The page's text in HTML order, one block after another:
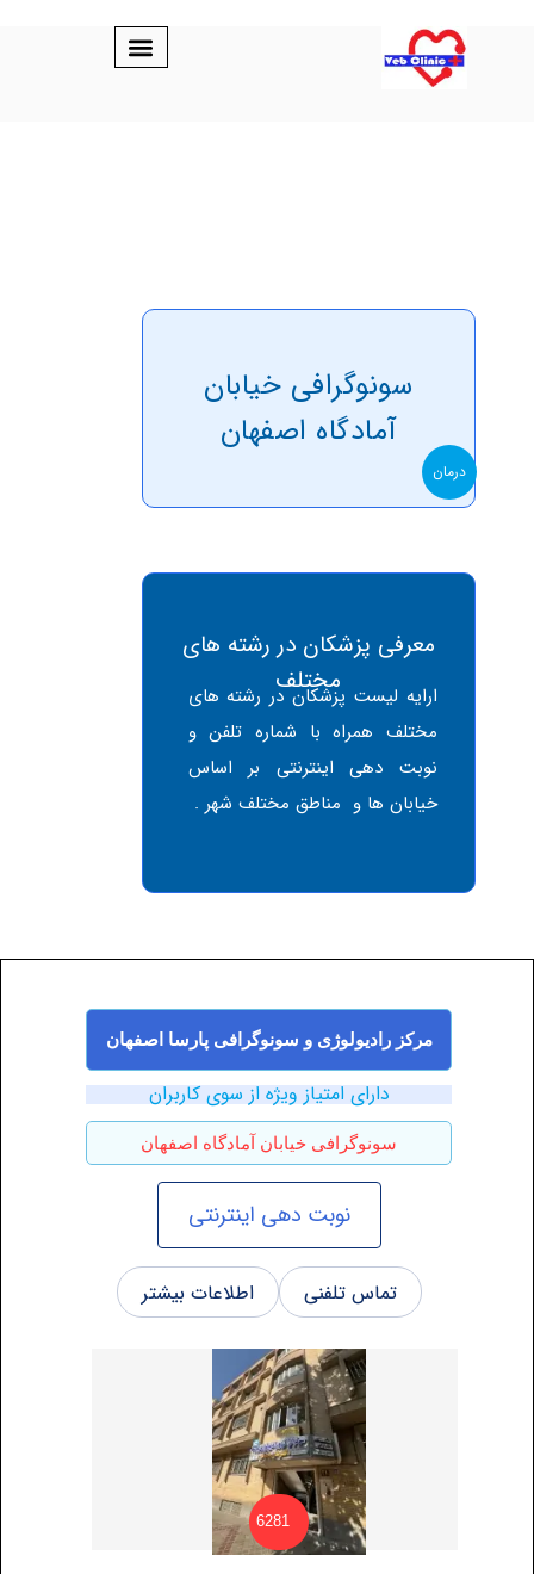
سونوگرافی خیابان
آمادگاه اصفهان
معرفی پزشکان در رشته های
مختلف
ارایه لیست پزشکان در رشته های
مختلف همراه با شماره تلفن و
نوبت دهی اینترنتی بر اساس
خیابان ها و مناطق مختلف شهر .
مرکز رادیولوژی و سونوگرافی پارسا اصفهان
دارای امتیاز ویژه از سوی کاربران
سونوگرافی خیابان آمادگاه اصفهان
نوبت دهی اینترنتی
تماس تلفنی اطلاعات بیشتر
6281